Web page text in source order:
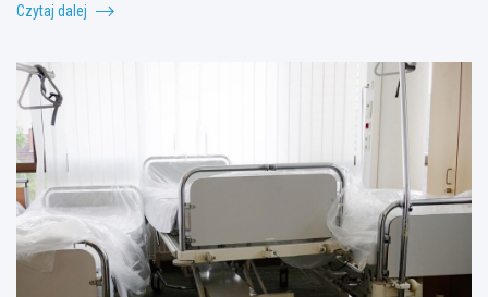
Czytaj dalej